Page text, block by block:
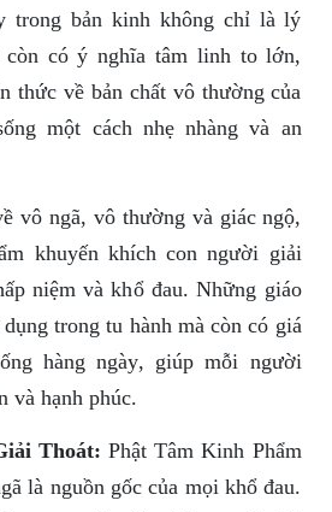
trong bản kinh không chỉ là lý
còn có ý nghĩa tâm linh to lớn,
thức về bản chất vô thường của
một cách nhẹ nhàng và an
vô ngã, vô thường và giác ngộ,
khuyến khích con người giải
niệm và khổ đau. Những giáo
trong tu hành mà còn có giá
hàng ngày, giúp mỗi người
và hạnh phúc.
Thoát: Phật Tâm Kinh Phẩm
là nguồn gốc của mọi khổ đau.